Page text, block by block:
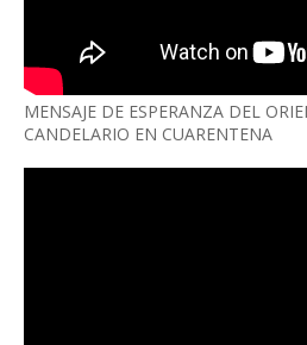
MENSAJE DE ESPERANZA DEL
CANDELARIO EN CUARENTENA